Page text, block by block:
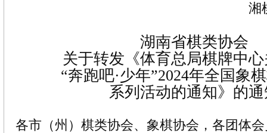
湘
湖南省棋类协会
关于转发《体育总局棋牌中
“奔跑吧·少年”2024年全国象
系列活动的通知》的
各市（州）棋类协会、象棋协会，各团体